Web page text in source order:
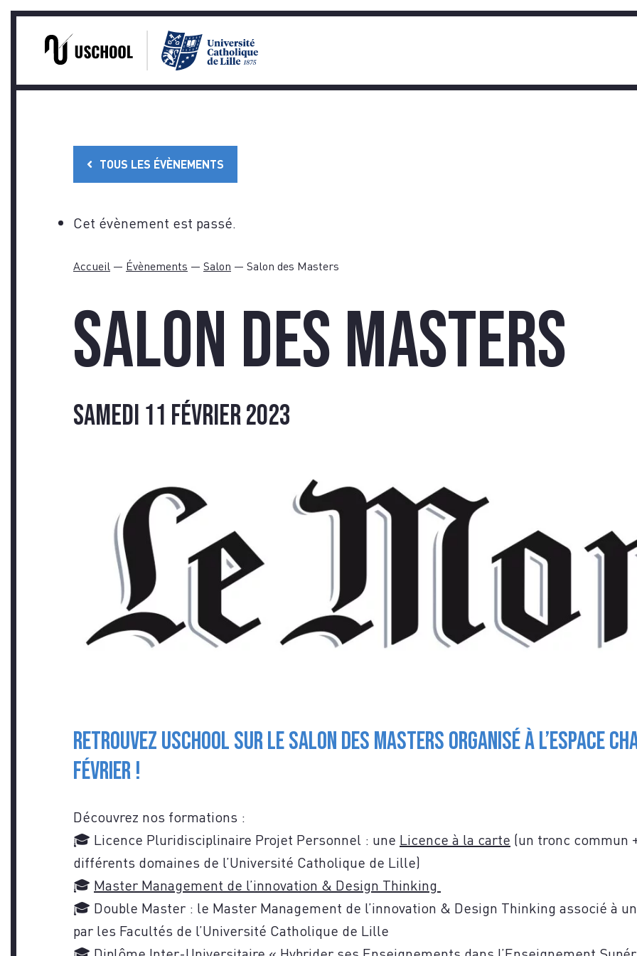
VOUS
TOUS LES ÉVÈNEMENTS
Cet évènement est passé.
Accueil — Évènements — Salon — Salon des Masters
Salon des Masters
samedi 11 février 2023
Retrouvez USCHOOL sur le salon des Masters organisé à l’Espace
février !
Découvrez nos formations :
🎓 Licence Pluridisciplinaire Projet Personnel : une Licence à la carte (un tronc commun
différents domaines de l’Université Catholique de Lille)
🎓 Master Management de l’innovation & Design Thinking
🎓 Double Master : le Master Management de l’innovation & Design Thinking associé à
par les Facultés de l’Université Catholique de Lille